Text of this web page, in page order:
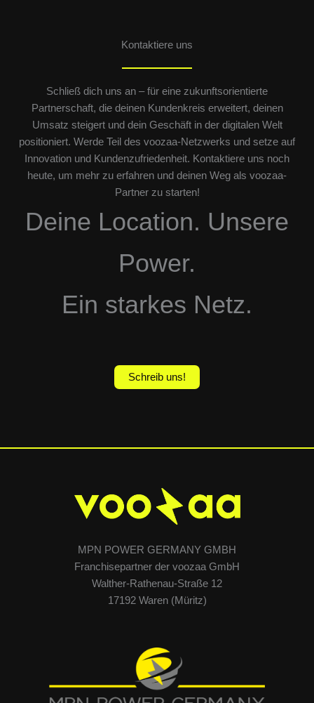
Kontaktiere uns
Schließ dich uns an – für eine zukunftsorientierte
Partnerschaft, die deinen Kundenkreis erweitert, deinen
Umsatz steigert und dein Geschäft in der digitalen Welt
positioniert. Werde Teil des voozaa-Netzwerks und setze auf
Innovation und Kundenzufriedenheit. Kontaktiere uns noch
heute, um mehr zu erfahren und deinen Weg als voozaa-
Partner zu starten!
Deine Location. Unsere
Power.
Ein starkes Netz.
Schreib uns!
MPN POWER GERMANY GMBH
Franchisepartner der voozaa GmbH
Walther-Rathenau-Straße 12
17192 Waren (Müritz)